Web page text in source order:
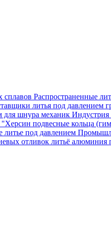
сплавов Распространенные
литья под давлением
для шнура механик Индустрия
подвесные кольца
литье под давлением
отливок литьё алюминия